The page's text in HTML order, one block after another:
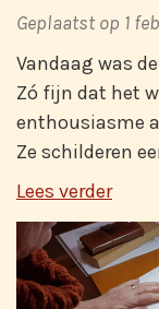
Geplaatst op 1
Vandaag was
Zó fijn dat het
enthousiasme
Ze schilderen
Lees verder